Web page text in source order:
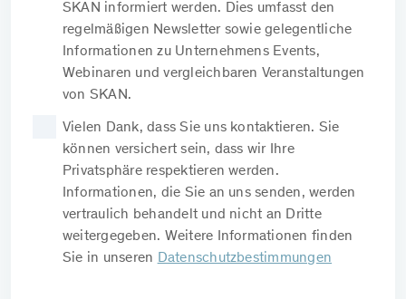
SKAN informiert werden. Dies umfasst den
regelmäßigen Newsletter sowie gelegentliche
Informationen zu Unternehmens Events,
Webinaren und vergleichbaren Veranstaltungen
von SKAN.
Vielen Dank, dass Sie uns kontaktieren. Sie
können versichert sein, dass wir Ihre
Privatsphäre respektieren werden.
Informationen, die Sie an uns senden, werden
vertraulich behandelt und nicht an Dritte
weitergegeben. Weitere Informationen finden
Sie in unseren Datenschutzbestimmungen